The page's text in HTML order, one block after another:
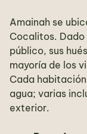
Amainah se
Cocalitos.
público, sus
mayoría de los
Cada
agua; varias
exterior.